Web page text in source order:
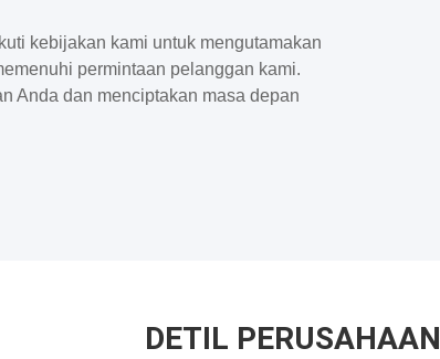
kebijakan kami untuk mengutamakan
permintaan pelanggan kami.
Anda dan menciptakan masa depan
DETIL PERUSAHAAN